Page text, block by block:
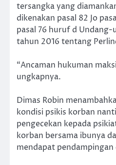
tersangka yang
dikenakan pasal 82 Jo
pasal 76 huruf d Undang-
tahun 2016 tentang
“Ancaman hukuman
ungkapnya.
Dimas Robin
kondisi psikis korban
pengecekan kepada
korban bersama ibunya
mendapat pendampingan